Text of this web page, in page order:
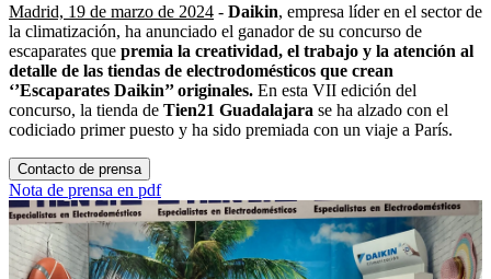
Madrid, 19 de marzo de 2024 - Daikin, empresa líder en el sector de
la climatización, ha anunciado el ganador de su concurso de
escaparates que premia la creatividad, el trabajo y la atención al
detalle de las tiendas de electrodomésticos que crean
‘’Escaparates Daikin’’ originales. En esta VII edición del
concurso, la tienda de Tien21 Guadalajara se ha alzado con el
codiciado primer puesto y ha sido premiada con un viaje a París.
Contacto de prensa
Nota de prensa en pdf